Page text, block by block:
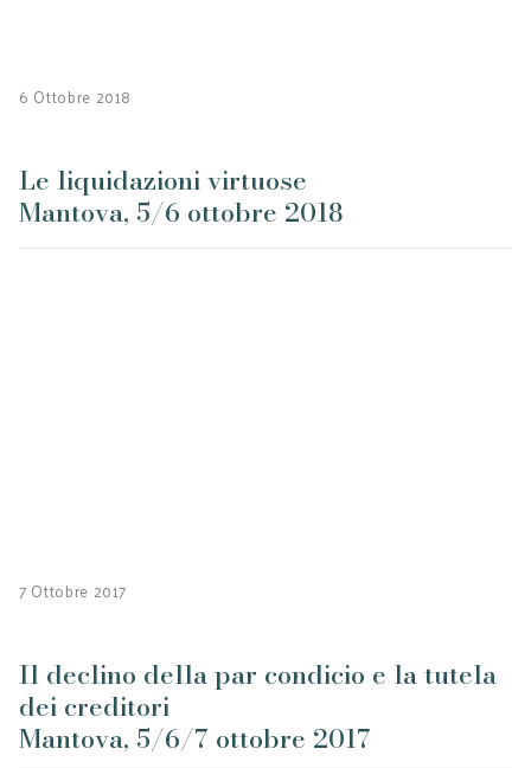
6 Ottobre 2018
Le liquidazioni virtuose
Mantova, 5/6 ottobre 2018
7 Ottobre 2017
Il declino della par condicio e la tutela
dei creditori
Mantova, 5/6/7 ottobre 2017